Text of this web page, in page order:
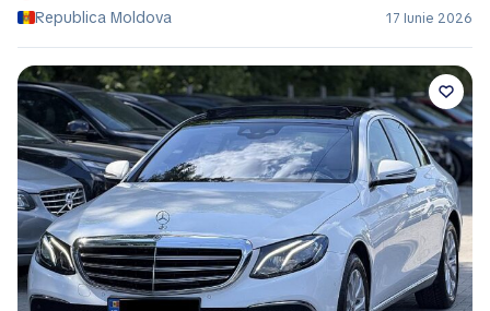
Republica Moldova
17 Iunie 2026